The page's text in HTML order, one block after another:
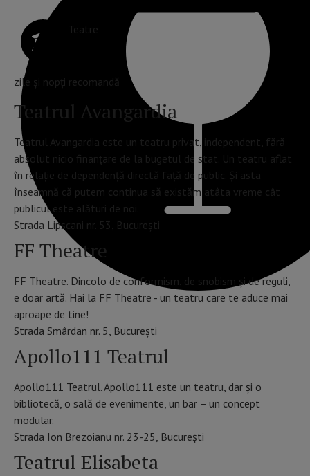
Teatre
zile și nopți recomandă
Teatrul Avangardia
Teatrul Avangardia este un teatru privat, independent, fără
absolut nicio finanțare de la bugetul de stat. Un teatru aflat
în relație de dependență directă față de public. Și asta
înseamnă că putem continua să existăm atâta vreme cât
publicul este alături de noi.
Strada Lipscani nr. 53, București
FF Theatre
FF Theatre. Dincolo de conformism, de snobism și de reguli,
e doar artă. Hai la FF Theatre - un teatru care te aduce mai
aproape de tine!
Strada Smârdan nr. 5, București
Apollo111 Teatrul
Apollo111 Teatrul. Apollo111 este un teatru, dar și o
bibliotecă, o sală de evenimente, un bar – un concept
modular.
Strada Ion Brezoianu nr. 23-25, București
Teatrul Elisabeta